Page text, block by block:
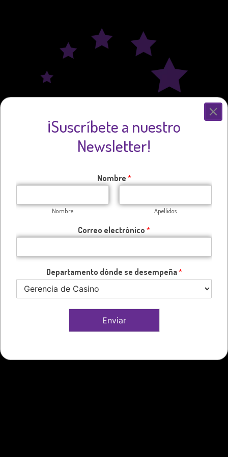
¡Suscríbete a nuestro
Newsletter!
Nombre *
Nombre Apellidos
Correo electrónico *
Departamento dónde se desempeña*
Enviar